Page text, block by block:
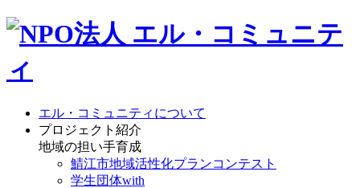
エル・コミュニティについて
プロジェクト紹介
地域の担い手育成
鯖江市地域活性化プランコンテスト
学生団体with